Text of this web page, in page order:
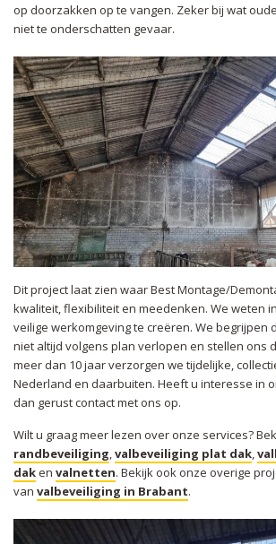
op doorzakken op te vangen. Zeker bij wat
niet te onderschatten gevaar.
Dit project laat zien waar Best Montage/
kwaliteit, flexibiliteit en meedenken. We weten
veilige werkomgeving te creëren. We begrijpen
niet altijd volgens plan verlopen en stellen ons
meer dan 10 jaar verzorgen we tijdelijke,
Nederland en daarbuiten. Heeft u interesse in
dan gerust contact met ons op.
Wilt u graag meer lezen over onze services?
randbeveiliging,valbeveiliging plat dak,
daken valnetten. Bekijk ook onze overige
van valbeveiliging in Brabant.